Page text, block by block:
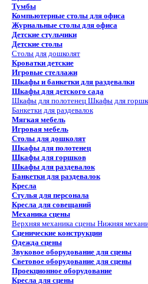
Тумбы
Компьютерные столы для офиса
Журнальные столы для офиса
Детские стульчики
Детские столы
Столы для дошколят
Кроватки детские
Игровые стеллажи
Шкафы и банкетки для раздевалки
Шкафы для детского сада
Шкафы для полотенец Шкафы для
Банкетки для раздевалок
Мягкая мебель
Игровая мебель
Столы для дошколят
Шкафы для полотенец
Шкафы для горшков
Шкафы для раздевалок
Банкетки для раздевалок
Кресла
Стулья для персонала
Кресла для совещаний
Механика сцены
Верхняя механика сцены Нижняя
Сценические конструкции
Одежда сцены
Звуковое оборудование для сцены
Световое оборудование для сцены
Проекционное оборудование
Кресла для сцены